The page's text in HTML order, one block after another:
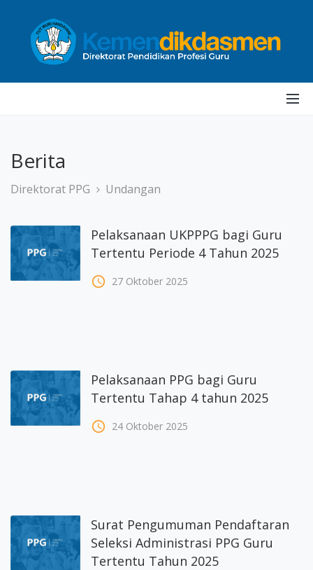
Berita
Direktorat PPG Undangan
Pelaksanaan UKPPPG bagi Guru
Tertentu Periode 4 Tahun 2025
access_time 27 Oktober 2025
Pelaksanaan PPG bagi Guru
Tertentu Tahap 4 tahun 2025
access_time 24 Oktober 2025
Surat Pengumuman Pendaftaran
Seleksi Administrasi PPG Guru
Tertentu Tahun 2025